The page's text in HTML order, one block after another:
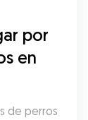
por
en
de perros